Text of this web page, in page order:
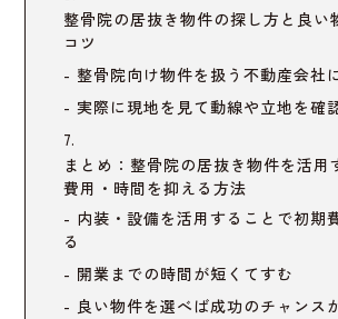
整骨院の居抜き物件の探し方と良い
コツ
整骨院向け物件を扱う不動産会社
実際に現地を見て動線や立地を確
まとめ：整骨院の居抜き物件を活用
費用・時間を抑える方法
内装・設備を活用することで初期
る
開業までの時間が短くてすむ
良い物件を選べば成功のチャンス